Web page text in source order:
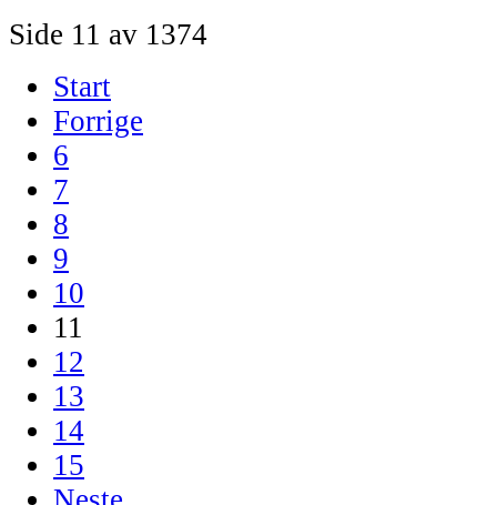
Side 11 av 1374
Start
Forrige
6
7
8
9
10
11
12
13
14
15